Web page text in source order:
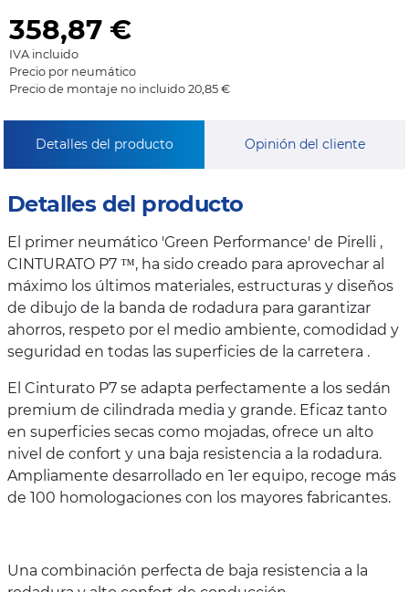
358,87 €
IVA incluido
Precio por neumático
Precio de montaje no incluido 20,85 €
Detalles del producto Opinión del cliente
Detalles del producto
El primer neumático 'Green Performance' de Pirelli ,
CINTURATO P7 ™, ha sido creado para aprovechar al
máximo los últimos materiales, estructuras y diseños
de dibujo de la banda de rodadura para garantizar
ahorros, respeto por el medio ambiente, comodidad y
seguridad en todas las superficies de la carretera .
El Cinturato P7 se adapta perfectamente a los sedán
premium de cilindrada media y grande. Eficaz tanto
en superficies secas como mojadas, ofrece un alto
nivel de confort y una baja resistencia a la rodadura.
Ampliamente desarrollado en 1er equipo, recoge más
de 100 homologaciones con los mayores fabricantes.
Una combinación perfecta de baja resistencia a la